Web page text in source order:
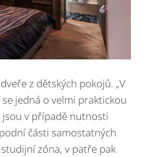
z dětských pokojů. „V
jedná o velmi praktickou
v případě nutnosti
části samostatných
zóna, v patře pak